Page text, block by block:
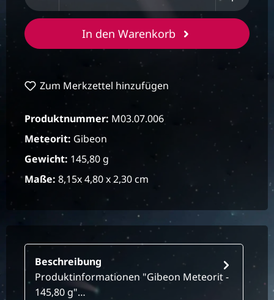
In den Warenkorb
Zum Merkzettel hinzufügen
Produktnummer: M03.07.006
Meteorit: Gibeon
Gewicht: 145,80 g
Maße: 8,15x 4,80 x 2,30 cm
Beschreibung
Produktinformationen "Gibeon Meteorit -
145,80 g"…